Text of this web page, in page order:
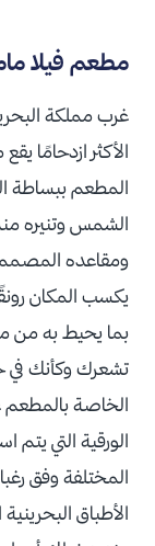
مطعم فيلا
غرب مملكة
المطعم ببساطة
الشمس وتنيره
ومقاعده المصممة
يكسب المكان
بما يحيط به من
تشعرك وكأنك في
الخاصة بالمطعم
الورقية التي يتم
المختلفة وفق
الأطباق